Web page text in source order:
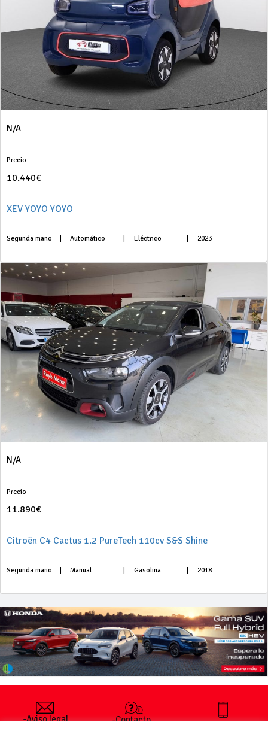
N/A
Precio
10.440€
XEV YOYO YOYO
Segunda mano Automático Eléctrico 2023
N/A
Precio
11.890€
Citroën C4 Cactus 1.2 PureTech 110cv S&S Shine
Segunda mano Manual Gasolina 2018
-Aviso legal
-Contacto
+34 627 35